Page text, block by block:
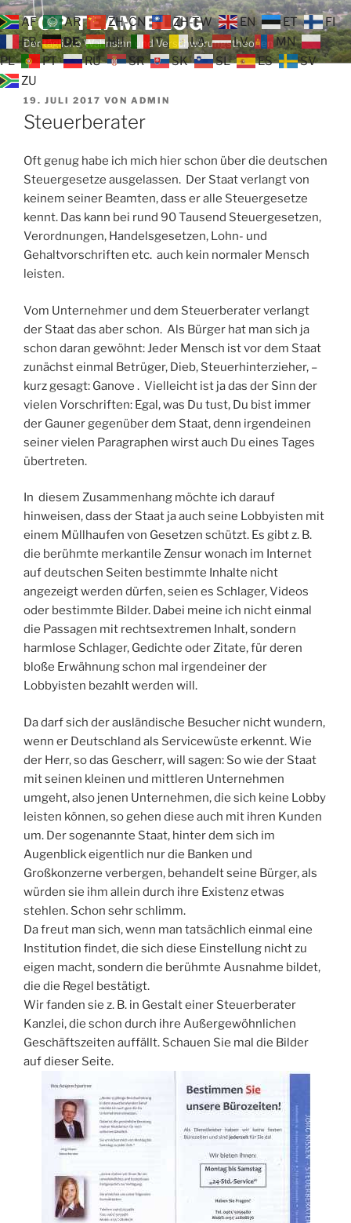
Zum
Inhalt
springen
TOP TEAM BLOG
Der tägliche Wahnsinn und Verschwörungstheorien
VERÖFFENTLICHT
AM
19. JULI 2017 VON ADMIN
Steuerberater
Oft genug habe ich mich hier schon über die deutschen
Steuergesetze ausgelassen. Der Staat verlangt von
keinem seiner Beamten, dass er alle Steuergesetze
kennt. Das kann bei rund 90 Tausend Steuergesetzen,
Verordnungen, Handelsgesetzen, Lohn- und
Gehaltvorschriften etc. auch kein normaler Mensch
leisten.
Vom Unternehmer und dem Steuerberater verlangt
der Staat das aber schon. Als Bürger hat man sich ja
schon daran gewöhnt: Jeder Mensch ist vor dem Staat
zunächst einmal Betrüger, Dieb, Steuerhinterzieher, –
kurz gesagt: Ganove . Vielleicht ist ja das der Sinn der
vielen Vorschriften: Egal, was Du tust, Du bist immer
der Gauner gegenüber dem Staat, denn irgendeinen
seiner vielen Paragraphen wirst auch Du eines Tages
übertreten.
In diesem Zusammenhang möchte ich darauf
hinweisen, dass der Staat ja auch seine Lobbyisten mit
einem Müllhaufen von Gesetzen schützt. Es gibt z. B.
die berühmte merkantile Zensur wonach im Internet
auf deutschen Seiten bestimmte Inhalte nicht
angezeigt werden dürfen, seien es Schlager, Videos
oder bestimmte Bilder. Dabei meine ich nicht einmal
die Passagen mit rechtsextremen Inhalt, sondern
harmlose Schlager, Gedichte oder Zitate, für deren
bloße Erwähnung schon mal irgendeiner der
Lobbyisten bezahlt werden will.
Da darf sich der ausländische Besucher nicht wundern,
wenn er Deutschland als Servicewüste erkennt. Wie
der Herr, so das Gescherr, will sagen: So wie der Staat
mit seinen kleinen und mittleren Unternehmen
umgeht, also jenen Unternehmen, die sich keine Lobby
leisten können, so gehen diese auch mit ihren Kunden
um. Der sogenannte Staat, hinter dem sich im
Augenblick eigentlich nur die Banken und
Großkonzerne verbergen, behandelt seine Bürger, als
würden sie ihm allein durch ihre Existenz etwas
stehlen. Schon sehr schlimm.
Da freut man sich, wenn man tatsächlich einmal eine
Institution findet, die sich diese Einstellung nicht zu
eigen macht, sondern die berühmte Ausnahme bildet,
die die Regel bestätigt.
Wir fanden sie z. B. in Gestalt einer Steuerberater
Kanzlei, die schon durch ihre Außergewöhnlichen
Geschäftszeiten auffällt. Schauen Sie mal die Bilder
auf dieser Seite.
AF AR ZH-CN ZH-TW EN ET
FI
FR
DE HU IT LA LV
MN
PL
PT RU SR SK SL ES
SV
ZU